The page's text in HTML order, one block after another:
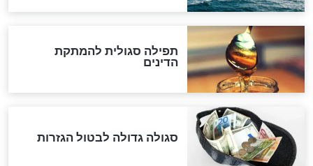
"נביא בעיר": מכירת המחלה
לגוי והוספת השם חזקיהו
לרפואת הרב דב הכהן קוק
לכל המאמרים
אחרית הימים